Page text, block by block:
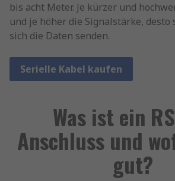
bis acht Meter. Je kürzer und
und je höher die Signalstärke, desto
sich die Daten senden.
Serielle Kabel kaufen
Was ist ein
Anschluss und
gut?